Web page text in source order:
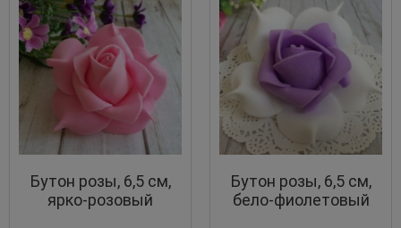
Бутон розы, 6,5 см,
ярко-розовый
Бутон розы, 6,5 см,
бело-фиолетовый